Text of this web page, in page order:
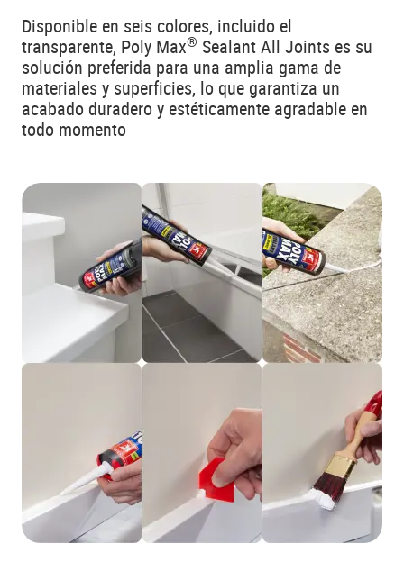
Disponible en seis colores, incluido el
transparente, Poly Max® Sealant All Joints es su
solución preferida para una amplia gama de
materiales y superficies, lo que garantiza un
acabado duradero y estéticamente agradable en
todo momento